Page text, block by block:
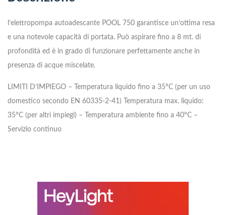
l’elettropompa autoadescante POOL 750 garantisce un’ottima resa
e una notevole capacità di portata. Può aspirare fino a 8 mt. di
profondità ed è in grado di funzionare perfettamente anche in
presenza di acque miscelate.
LIMITI D’IMPIEGO – Temperatura liquido fino a 35°C (per un uso
domestico secondo EN 60335-2-41) Temperatura max. liquido:
35°C (per altri impiegi) – Temperatura ambiente fino a 40°C –
Servizio continuo